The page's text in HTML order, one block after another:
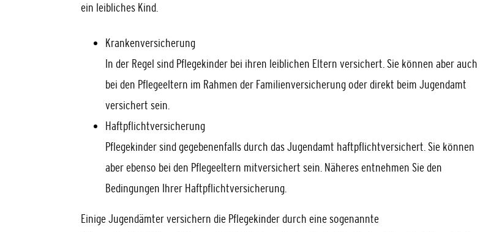
ein leibliches Kind.
Krankenversicherung
In der Regel sind Pflegekinder bei ihren leiblichen Eltern versichert. Sie können aber auch
bei den Pflegeeltern im Rahmen der Familienversicherung oder direkt beim Jugendamt
versichert sein.
Haftpflichtversicherung
Pflegekinder sind gegebenenfalls durch das Jugendamt haftpflichtversichert. Sie können
aber ebenso bei den Pflegeeltern mitversichert sein. Näheres entnehmen Sie den
Bedingungen Ihrer Haftpflichtversicherung.
Einige Jugendämter versichern die Pflegekinder durch eine sogenannte